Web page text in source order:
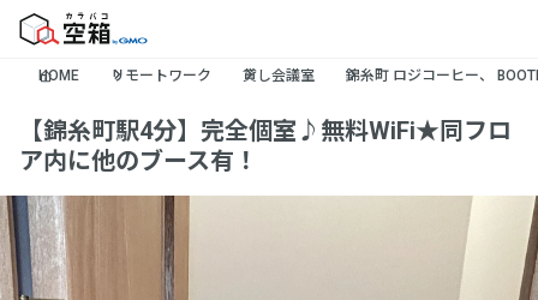
HOME リモートワーク 貸し会議室 錦糸町 ロジコーヒー、
【錦糸町駅4分】完全個室♪無料WiFi★同フロ
ア内に他のブース有！